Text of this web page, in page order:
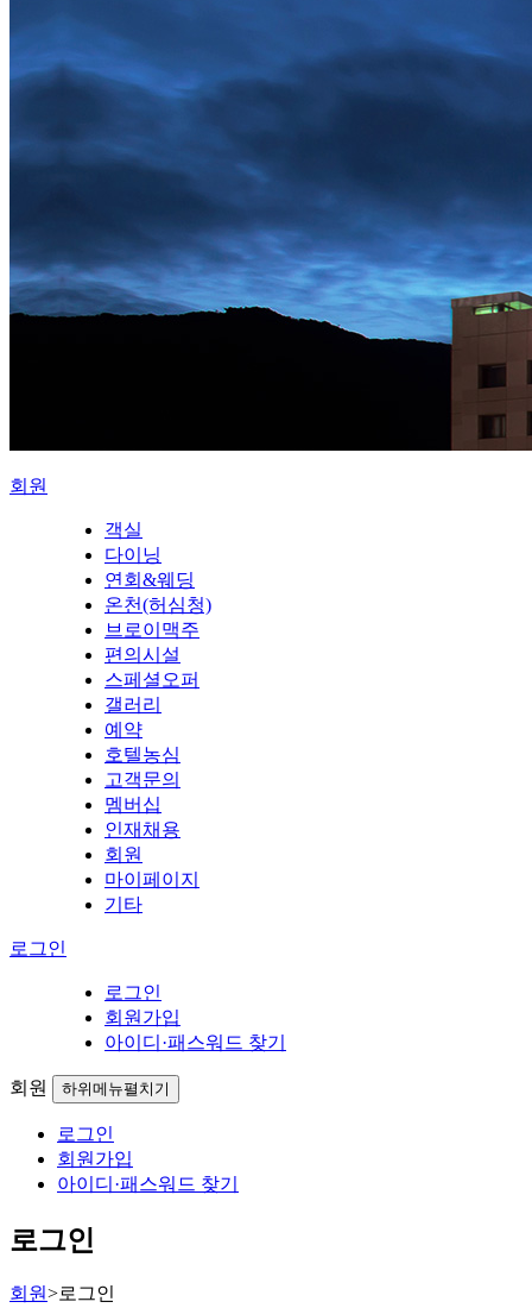
회원
객실
다이닝
연회&웨딩
온천(허심청)
브로이맥주
편의시설
스페셜오퍼
갤러리
예약
호텔농심
고객문의
멤버십
인재채용
회원
마이페이지
기타
로그인
로그인
회원가입
아이디·패스워드 찾기
회원 하위메뉴펼치기
로그인
회원가입
아이디·패스워드 찾기
로그인
회원>로그인